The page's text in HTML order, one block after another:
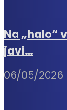
Na „halo“
javi…
06/05/2026